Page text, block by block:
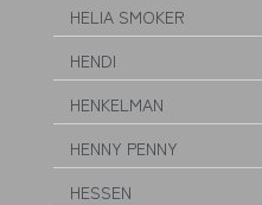
HELIA SMOKER
HENDI
HENKELMAN
HENNY PENNY
HESSEN